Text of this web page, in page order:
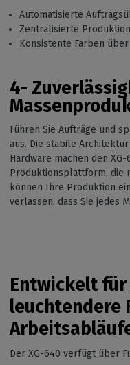
Automatisierte
Zentralisierte
Konsistente Farben
4-
Führen Sie Aufträge und
aus. Die stabile
Hardware machen den
Produktionsplattform, die
können Ihre Produktion
verlassen, dass Sie jedes
Entwickelt
leuchtendere
Der XG-640 verfügt über